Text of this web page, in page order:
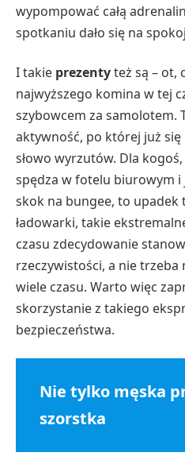
wypompować całą
spotkaniu dało się na
I takie prezentyteż są – ot,
najwyższego komina w tej
szybowcem za samolotem.
aktywność, po której już
słowo wyrzutów. Dla
spędza w fotelu biurowym
skok na bungee, to upadek
ładowarki, takie
czasu zdecydowanie
rzeczywistości, a nie trzeba
wiele czasu. Warto więc
skorzystanie z takiego
bezpieczeństwa.
Nie tylko męska
szorstka